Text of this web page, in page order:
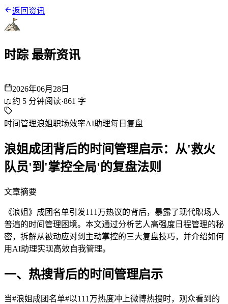
返回资讯
时踪 最新资讯
2026年06月28日
📖约 5 分钟阅读·861 字
时间管理浪姐职场效率AI助理每日复盘
浪姐成团背后的时间管理启示：从'救火
队员'到'掌控全局'的复盘法则
文章摘要
《浪姐》成团名单引发111万热议的背后，暴露了现代职场人
普遍的时间管理困境。本文通过分析艺人高强度日程管理的秘
密，拆解从被动应对到主动掌控的三大复盘技巧，并介绍如何
用AI助理实现高效自我管理。
一、热搜背后的时间管理启示
当#浪姐成团名单#以111万热度冲上微博热搜时，观众看到的